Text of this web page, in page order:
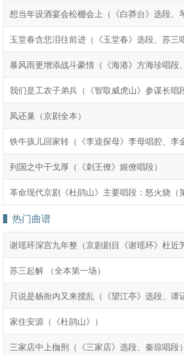
想当年设酒宴会松棚会上（《白莽台》选段、
玉堂春含悲泪往前进（《玉堂春》选段、苏三
暴风雨更增添战斗豪情（《海港》方海珍唱段
我们是工农子弟兵（《智取威虎山》参谋长唱
凤还巢（京剧全本）
铁牛孩儿回家转（《李逵探母》李母唱腔、李
列国之中干戈厚（《刺王僚》姬僚唱段）
革命现代京剧《杜鹃山》主要唱段：怒火烧
热门曲谱
谢瑶环深宫九年整（京剧剧目《谢瑶环》杜近
苏三起解 （全本第一场）
只说是杨衙内又来搅乱（《望江亭》选段、谭
家住安源（《杜鹃山》）
三家店中上枷刑（《三家店》选段、秦琼唱段）